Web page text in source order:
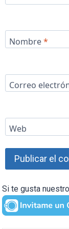
Nombre*
Correo
Web
Si te gusta